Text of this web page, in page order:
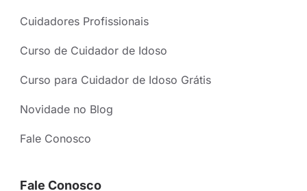
Cuidadores Profissionais
Curso de Cuidador de Idoso
Curso para Cuidador de Idoso Grátis
Novidade no Blog
Fale Conosco
Fale Conosco